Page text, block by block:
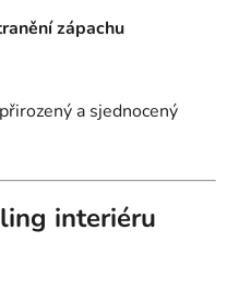
zápachu
a sjednocený
interiéru